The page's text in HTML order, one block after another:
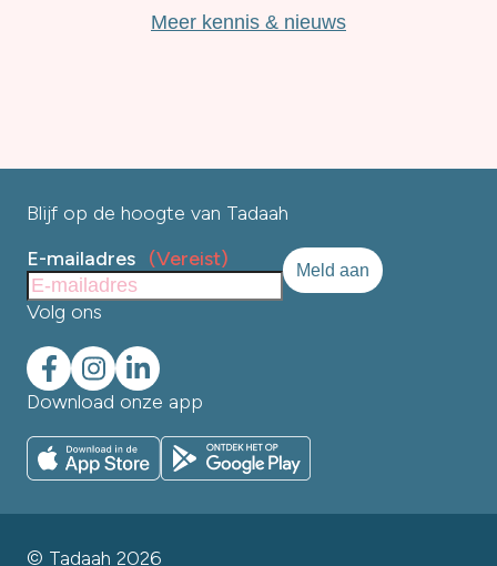
Meer kennis & nieuws
Blijf op de hoogte van Tadaah
E-mailadres (Vereist)
Volg ons
Download onze app
© Tadaah 2026